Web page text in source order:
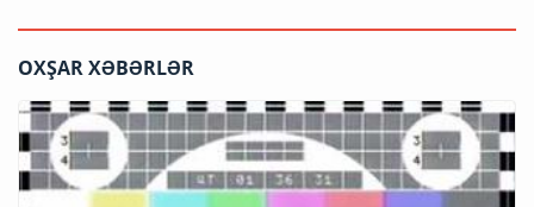
OXŞAR XƏBƏRLƏR